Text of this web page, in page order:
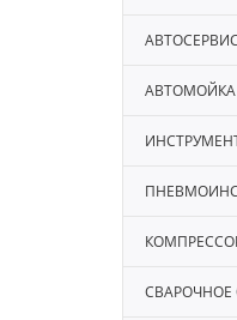
АВТОСЕРВИС
АВТОМОЙКА
СВАРОЧНОЕ